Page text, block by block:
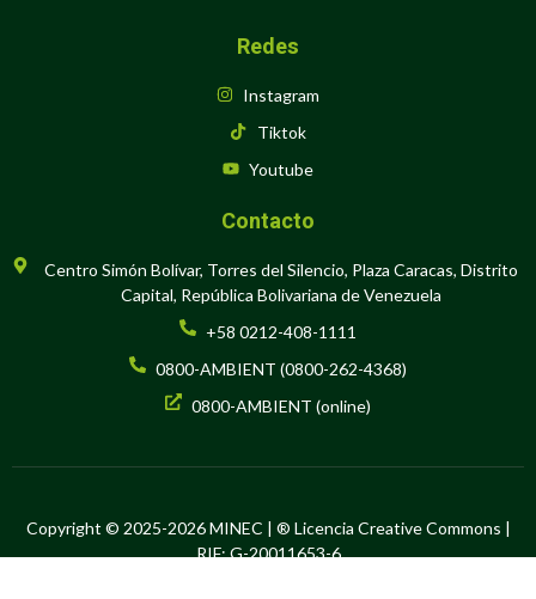
Redes
Instagram
Tiktok
Youtube
Contacto
Centro Simón Bolívar, Torres del Silencio, Plaza Caracas, Distrito
Capital, República Bolivariana de Venezuela
+58 0212-408-1111
0800-AMBIENT (0800-262-4368)
0800-AMBIENT (online)
Copyright © 2025-2026 MINEC | ® Licencia Creative Commons |
RIF: G-20011653-6